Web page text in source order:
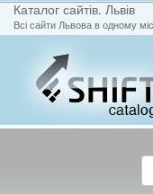
Каталог сайтів. Львів
Всі сайти Львова в одному